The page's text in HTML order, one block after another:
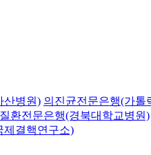
산병원) 의진균전문은행(가톨
환전문은행(경북대학교병원)
제결핵연구소)